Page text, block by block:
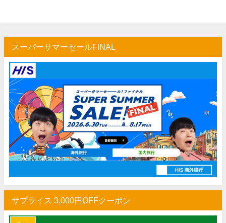
07/20 楽天トラベル) 海外ツアー 最大30,000円OFFクーポン
07/17 HIS) 海外旅行タイムセール(関西発)
07/16
07/16 Trip.com) 航空券 1,500円OFFクーポン
07/15 楽天トラベル) 海外ツアー 最大30,000円OFFクーポン
07/14 HIS) 海外航空券 2,000円OFFクーポン
07/13 Trip.com) アメリカ西海岸 最大50%OFFセール
07/08 HIS) 海外航空券タイムセール
スーパーサマーセールFINAL
サプライス 3,000円OFFクーポン